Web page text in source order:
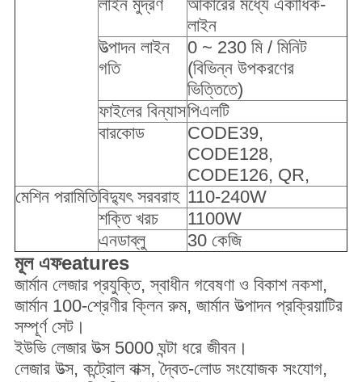
লাইন মুদ্রণ
আকারের মধ্যে একাধিক-
লাইন
উত্পাদন লাইন
গতি
0 ~ 230 মি / মিনিট
(বিভিন্ন উপকরণের
ভিত্তিতে)
ফাইলের বিন্যাসপিএলটি
বারকোড
CODE39,
CODE128,
CODE126, QR,
মেশিন পরামিতিবিদ্যুৎ সরবরাহ 110-240W
শক্তি খরচ
1100W
এনডাব্লু
30 কেজি
মূল এফeatures
জার্মান লেজার প্রযুক্তি, স্বাধীন গবেষণা ও বিকাশ নকশা,
জার্মান 100-শ্রেণীর ক্লিন রুম, জার্মান উত্পাদন প্রক্রিয়াটির
সম্পূর্ণ সেট।
ইউভি লেজার উত্স 5000 ঘন্টা ধরে জীবন।
লেজার উত্স, কন্ট্রোল বাক্স, দ্বৈত-লোড সংযোজক সংযোগ,